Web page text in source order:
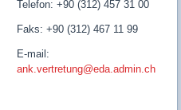
Telefon: +90 (312) 457 31 00
Faks: +90 (312) 467 11 99
E-mail:
ank.vertretung@eda.admin.ch